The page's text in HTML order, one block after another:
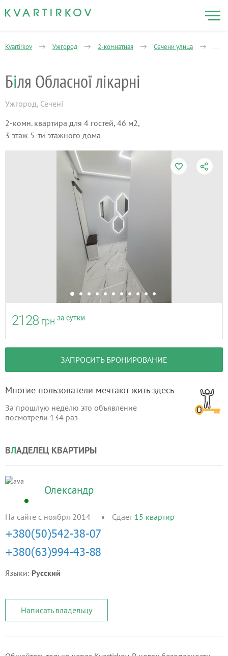
Kvartirkov Ужгород 2-комнатная Сечени улица Біля
Біля Обласної лікарні
Ужгород, Сечені
2-комн. квартира для 4 гостей, 46 м2,
3 этаж 5-ти этажного дома
2128 грн за сутки
ЗАПРОСИТЬ БРОНИРОВАНИЕ
Многие пользователи мечтают жить здесь
За прошлую неделю это объявление
посмотрели 134 раз
ВЛАДЕЛЕЦ КВАРТИРЫ
Олександр
На сайте с ноября 2014 Сдает 15 квартир
Языки: Русский
Написать владельцу